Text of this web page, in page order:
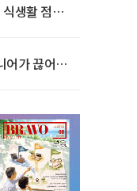
생활 점수
가 끊어야